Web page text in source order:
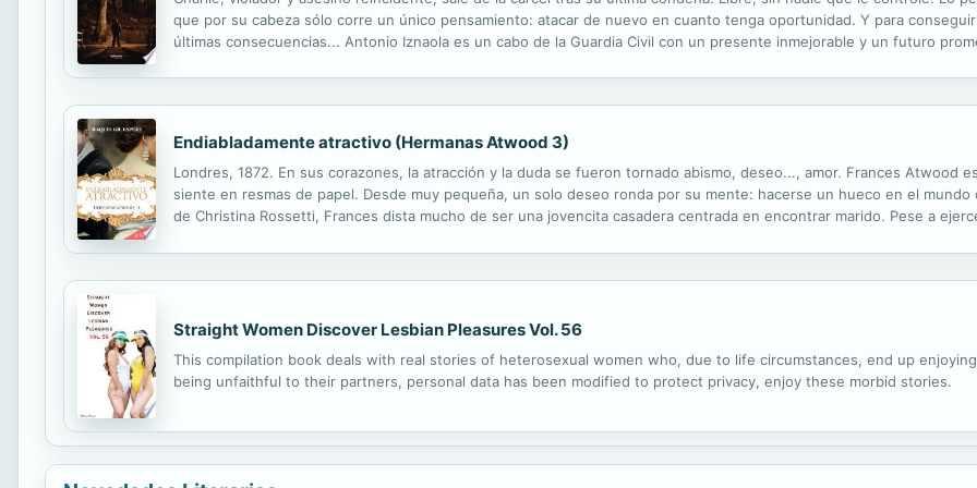
que por su cabeza sólo corre un único pensamiento: atacar de nuevo en cuanto tenga oportunidad. Y para
últimas consecuencias... Antonio Iznaola es un cabo de la Guardia Civil con un presente inmejorable y un futuro
Endiabladamente atractivo (Hermanas Atwood 3)
Londres, 1872. En sus corazones, la atracción y la duda se fueron tornado abismo, deseo..., amor. Frances Atwood
siente en resmas de papel. Desde muy pequeña, un solo deseo ronda por su mente: hacerse un hueco en el
de Christina Rossetti, Frances dista mucho de ser una jovencita casadera centrada en encontrar marido. Pese a
Straight Women Discover Lesbian Pleasures Vol. 56
This compilation book deals with real stories of heterosexual women who, due to life circumstances, end up
being unfaithful to their partners, personal data has been modified to protect privacy, enjoy these morbid stories.